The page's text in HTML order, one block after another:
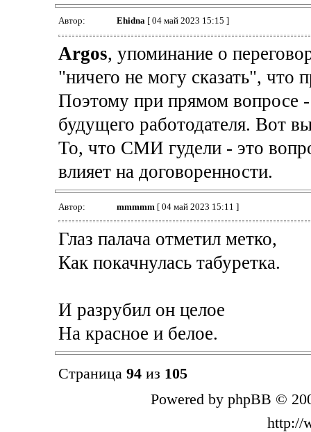
Автор: Ehidna[ 04 май 2023 15:15 ]
Argos, упоминание о
"ничего не могу сказать", что
Поэтому при прямом вопросе
будущего работодателя. Вот
То, что СМИ гудели - это
влияет на договоренности.
Автор: mmmmm [ 04 май 2023 15:11 ]
Глаз палача отметил метко,
Как покачнулась табуретка.
И разрубил он целое
На красное и белое.
Страница 94из 105
Powered by phpBB ©
http://